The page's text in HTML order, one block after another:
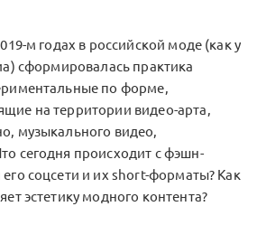
м годах в российской моде (как у
сформировалась практика
по форме,
на территории видео-арта,
музыкального видео,
сегодня происходит с фэшн-
соцсети и их short-форматы? Как
эстетику модного контента?